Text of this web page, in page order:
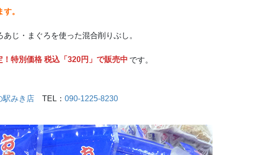
。
じ・まぐろを使った混合削りぶし。
！特別価格 税込「320円」で販売中 です。
駅みき店 TEL： 090-1225-8230